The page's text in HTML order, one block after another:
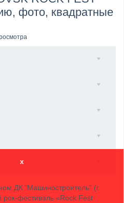
объявил новую волну участ...
фото, квадратные
x
ДК "Машиностроитель" (г.
рок-фестиваль «Rock Fest